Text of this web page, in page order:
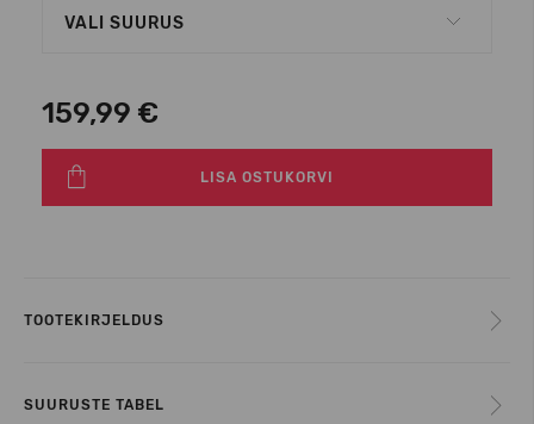
VALI SUURUS
159,99 €
LISA OSTUKORVI
TOOTEKIRJELDUS
SUURUSTE TABEL